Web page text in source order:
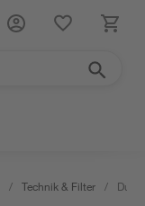
/ Technik & Filter /